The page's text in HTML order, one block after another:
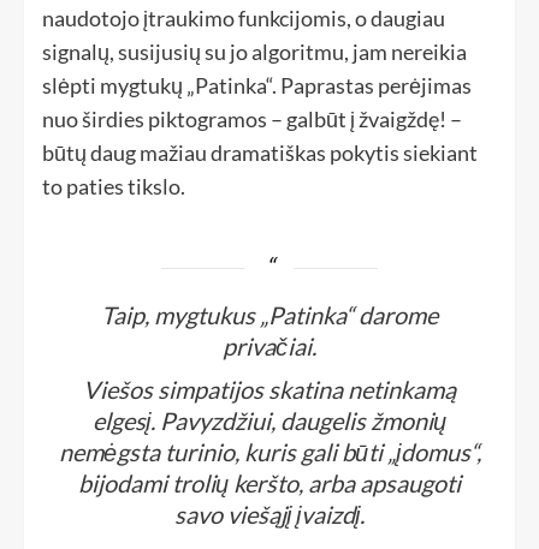
naudotojo įtraukimo funkcijomis, o daugiau
signalų, susijusių su jo algoritmu, jam nereikia
slėpti mygtukų „Patinka“. Paprastas perėjimas
nuo širdies piktogramos – galbūt į žvaigždę! –
būtų daug mažiau dramatiškas pokytis siekiant
to paties tikslo.
Taip, mygtukus „Patinka“ darome
privačiai.
Viešos simpatijos skatina netinkamą
elgesį. Pavyzdžiui, daugelis žmonių
nemėgsta turinio, kuris gali būti „įdomus“,
bijodami trolių keršto, arba apsaugoti
savo viešąjį įvaizdį.